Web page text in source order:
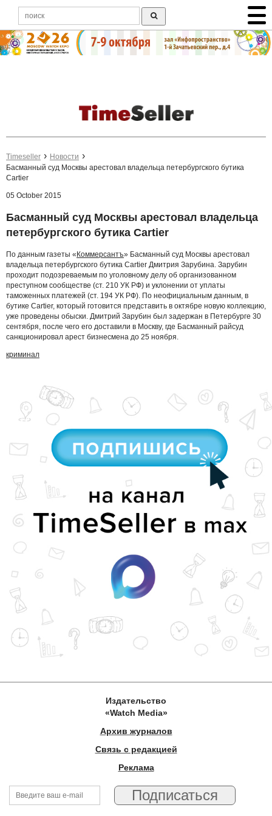
Timeseller
Новости
Басманный суд Москвы арестовал владельца петербургского бутика
Cartier
05 October 2015
Басманный суд Москвы арестовал владельца
петербургского бутика Cartier
По данным газеты « Коммерсантъ» Басманный суд Москвы арестовал
владельца петербургского бутика Cartier Дмитрия Зарубина. Зарубин
проходит подозреваемым по уголовному делу об организованном
преступном сообществе (ст. 210 УК РФ) и уклонении от уплаты
таможенных платежей (ст. 194 УК РФ). По неофициальным данным, в
бутике Cartier, который готовится представить в октябре новую коллекцию,
уже проведены обыски. Дмитрий Зарубин был задержан в Петербурге 30
сентября, после чего его доставили в Москву, где Басманный райсуд
санкционировал арест бизнесмена до 25 ноября.
криминал
Издательство
«Watch Media»
Архив журналов
Связь с редакцией
Реклама